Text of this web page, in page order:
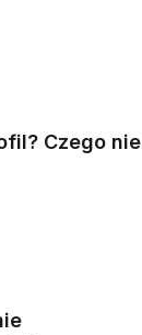
Czego nie